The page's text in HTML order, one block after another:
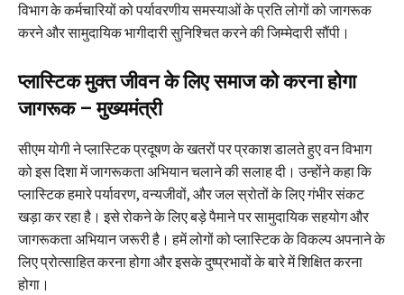
विभाग के कर्मचारियों को पर्यावरणीय समस्याओं के प्रति लोगों को जागरूक
करने और सामुदायिक भागीदारी सुनिश्चित करने की जिम्मेदारी सौंपी।
प्लास्टिक मुक्त जीवन के लिए समाज को करना होगा
जागरूक – मुख्यमंत्री
सीएम योगी ने प्लास्टिक प्रदूषण के खतरों पर प्रकाश डालते हुए वन विभाग
को इस दिशा में जागरूकता अभियान चलाने की सलाह दी। उन्होंने कहा कि
प्लास्टिक हमारे पर्यावरण, वन्यजीवों, और जल स्रोतों के लिए गंभीर संकट
खड़ा कर रहा है। इसे रोकने के लिए बड़े पैमाने पर सामुदायिक सहयोग और
जागरूकता अभियान जरूरी है। हमें लोगों को प्लास्टिक के विकल्प अपनाने के
लिए प्रोत्साहित करना होगा और इसके दुष्प्रभावों के बारे में शिक्षित करना
होगा।